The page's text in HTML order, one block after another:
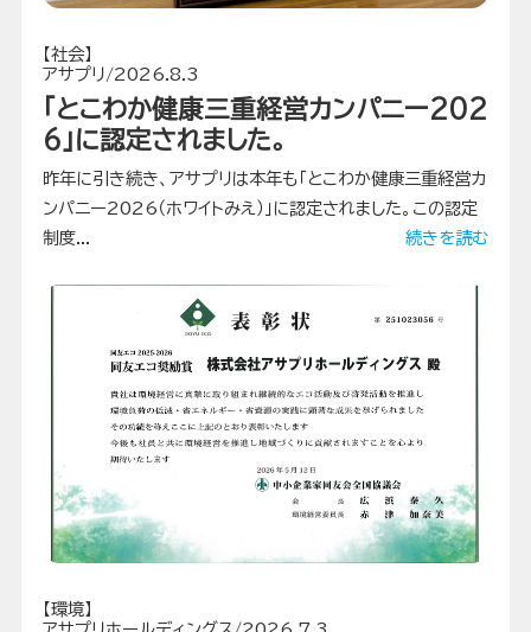
【社会】
アサプリ/2026.8.3
「とこわか健康三重経営カンパニー202
6」に認定されました。
昨年に引き続き、アサプリは本年も「とこわか健康三重経営カ
ンパニー2026（ホワイトみえ）」に認定されました。この認定
制度...
続きを読む
【環境】